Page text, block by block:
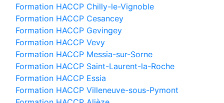
Formation HACCP Chilly-le-Vignoble
Formation HACCP Cesancey
Formation HACCP Gevingey
Formation HACCP Vevy
Formation HACCP Messia-sur-Sorne
Formation HACCP Saint-Laurent-la-Roche
Formation HACCP Essia
Formation HACCP Villeneuve-sous-Pymont